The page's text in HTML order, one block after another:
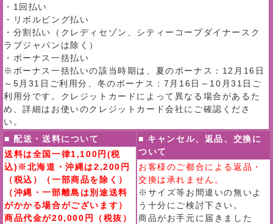
・1回払い
・リボルビング払い
・分割払い（クレディセゾン、シティーコープダイナースク
ラブジャパンは除く）
・ボーナス一括払い
※ボーナス一括払いの該当時期は、夏のボーナス：12月16日
～5月31日ご利用分、冬のボーナス：7月16日～10月31日ご
利用分です。クレジットカードによって異なる場合があるた
め、詳細はお使いのクレジットカード会社にご確認くださ
い。
■ 配送・送料について
送料は全国一律1,100円(税
込)※北海道・沖縄は2,200円
（税込）（一部商品を除く）
（沖縄・一部離島は別途送料
がかかる場合がございます）
商品代金が20,000円（税抜）
■ キャンセル、返品、交換に
ついて
お客様のご都合による返品・
交換は承れません。
※サイズ等お間違いの無いよ
う十分にご検討下さい。
商品がお手元に届きました